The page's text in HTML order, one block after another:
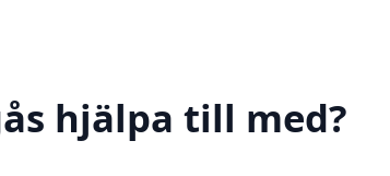
hjälpa till med?